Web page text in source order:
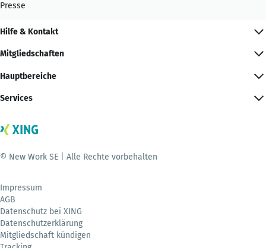
Presse
Hilfe & Kontakt
Mitgliedschaften
Hauptbereiche
Services
© New Work SE | Alle Rechte vorbehalten
Impressum
AGB
Datenschutz bei XING
Datenschutzerklärung
Mitgliedschaft kündigen